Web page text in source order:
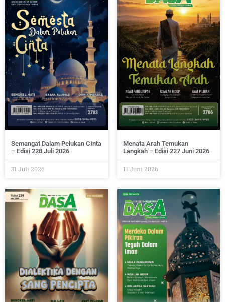
Semangat Dalam Pelukan CInta
– Edisi 228 Juli 2026
31 Juli 2026
Menata Arah Temukan
Langkah – Edisi 227 Juni 2026
11 Juni 2026